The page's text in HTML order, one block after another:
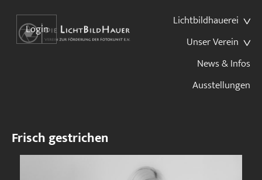
Lichtbildhauerei
Unser Verein
News & Infos
Ausstellungen
Login
Frisch gestrichen